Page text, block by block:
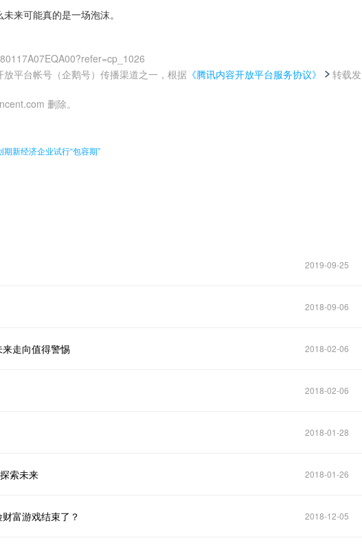
来可能真的是一场泡沫。
平台帐号（企鹅号）传播渠道之一，根据 《腾讯内容开放平台服务协议》
转载发
删除。
新经济企业试行“包容期”
2019-09-25
2018-09-06
走向值得警惕 2018-02-06
2018-02-06
2018-01-28
索未来 2018-01-26
富游戏结束了？ 2018-12-05